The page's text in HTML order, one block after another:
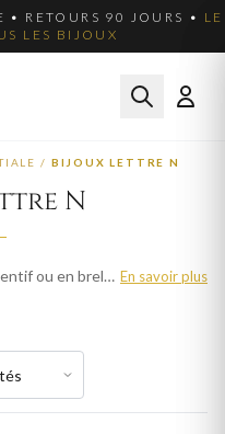
• RETOURS 90 JOURS • LE
LES BIJOUX
/ BIJOUX LETTRE N
N
Portez fièrement la lettre N en pendentif ou en breloque. Nos bijoux lettre N sont disponibles en or, argent et plaqué or. Livraison offerte en France. En savoir plus